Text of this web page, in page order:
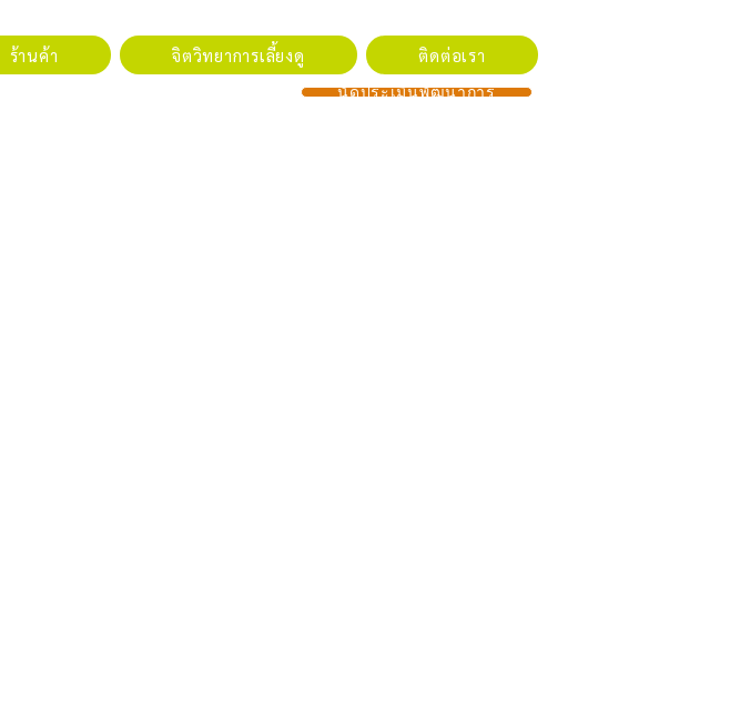
ร้านค้า จิตวิทยาการเลี้ยงดู ติดต่อเรา
นัดประเมินพัฒนาการ